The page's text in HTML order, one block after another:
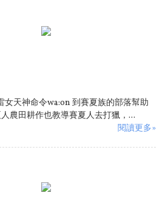
女天神命令wa:on 到賽夏族的部落幫助
農田耕作也教導賽夏人去打獵，...
閱讀更多»